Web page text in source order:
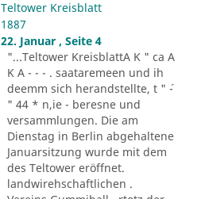
Teltower Kreisblatt
1887
22. Januar , Seite 4
"...Teltower KreisblattA K " ca A
K A - - - . saataremeen und ih
deemm sich herandstellte, t " ´-
" 44 * n,ie - beresne und
versammlungen. Die am
Dienstag in Berlin abgehaltene
Januarsitzung wurde mit dem
des Teltower eröffnet.
landwirehschaftlichen .